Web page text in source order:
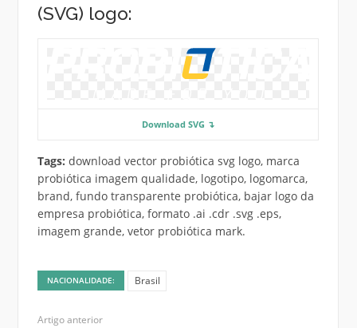
(SVG) logo:
Download SVG ↴
Tags: download vector probiótica svg logo, marca
probiótica imagem qualidade, logotipo, logomarca,
brand, fundo transparente probiótica, bajar logo da
empresa probiótica, formato .ai .cdr .svg .eps,
imagem grande, vetor probiótica mark.
NACIONALIDADE: Brasil
Artigo anterior